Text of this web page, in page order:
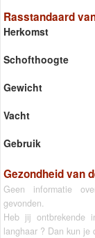
Rasstandaard
Herkomst
Schofthoogte
Gewicht
Vacht
Gebruik
Gezondheid van
Geen informatie
gevonden.
Heb jij ontbrekende
langhaar ? Dan kun je